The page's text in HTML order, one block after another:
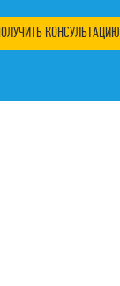
ПОЛУЧИТЬ КОНСУЛЬТАЦИЮ